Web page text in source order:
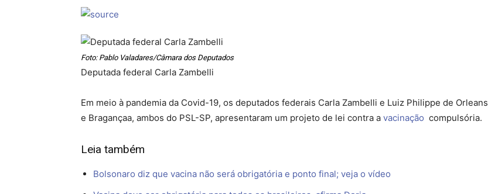
Foto: Pablo Valadares/Câmara dos Deputados
Deputada federal Carla Zambelli
Em meio à pandemia da Covid-19, os deputados federais Carla Zambelli e Luiz Philippe de Orleans
e Bragançaa, ambos do PSL-SP, apresentaram um projeto de lei contra a vacinação compulsória.
Leia também
Bolsonaro diz que vacina não será obrigatória e ponto final; veja o vídeo